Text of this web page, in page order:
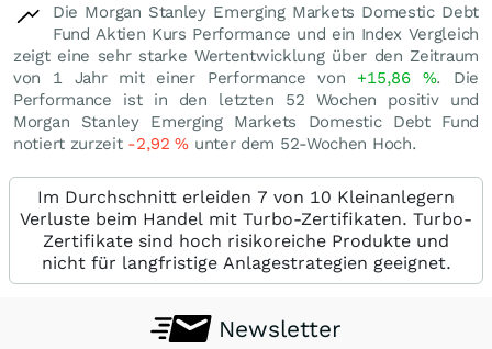
Die Morgan Stanley Emerging Markets Domestic Debt
Fund Aktien Kurs Performance und ein Index Vergleich
zeigt eine sehr starke Wertentwicklung über den Zeitraum
von 1 Jahr mit einer Performance von +15,86 %. Die
Performance ist in den letzten 52 Wochen positiv und
Morgan Stanley Emerging Markets Domestic Debt Fund
notiert zurzeit -2,92% unter dem 52-Wochen Hoch.
Im Durchschnitt erleiden 7 von 10 Kleinanlegern
Verluste beim Handel mit Turbo-Zertifikaten. Turbo-
Zertifikate sind hoch risikoreiche Produkte und
nicht für langfristige Anlagestrategien geeignet.
Newsletter